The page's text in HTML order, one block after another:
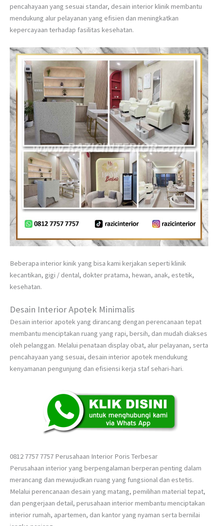
pencahayaan yang sesuai standar, desain interior klinik membantu
mendukung alur pelayanan yang efisien dan meningkatkan
kepercayaan terhadap fasilitas kesehatan.
Beberapa interior kinik yang bisa kami kerjakan seperti klinik
kecantikan, gigi / dental, dokter pratama, hewan, anak, estetik,
kesehatan.
Desain Interior Apotek Minimalis
Desain interior apotek yang dirancang dengan perencanaan tepat
membantu menciptakan ruang yang rapi, bersih, dan mudah diakses
oleh pelanggan. Melalui penataan display obat, alur pelayanan, serta
pencahayaan yang sesuai, desain interior apotek mendukung
kenyamanan pengunjung dan efisiensi kerja staf sehari-hari.
0812 7757 7757 Perusahaan Interior Poris Terbesar
Perusahaan interior yang berpengalaman berperan penting dalam
merancang dan mewujudkan ruang yang fungsional dan estetis.
Melalui perencanaan desain yang matang, pemilihan material tepat,
dan pengerjaan detail, perusahaan interior membantu menciptakan
interior rumah, apartemen, dan kantor yang nyaman serta bernilai